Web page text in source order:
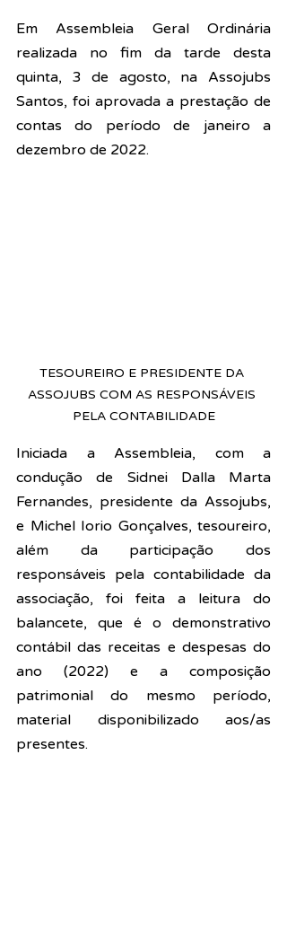
Em
realizada no fim da tarde desta
quinta, 3 de agosto, na Assojubs
Santos, foi aprovada a prestação de
contas do período de janeiro a
dezembro de 2022.
TESOUREIRO E PRESIDENTE DA
ASSOJUBS COM AS RESPONSÁVEIS
PELA CONTABILIDADE
Iniciada a Assembleia, com a
condução de Sidnei Dalla Marta
Fernandes, presidente da Assojubs,
e Michel Iorio Gonçalves, tesoureiro,
além da participação dos
responsáveis pela contabilidade da
associação, foi feita a leitura do
balancete, que é o demonstrativo
contábil das receitas e despesas do
ano (2022) e a composição
patrimonial do mesmo período,
material disponibilizado aos/as
presentes.